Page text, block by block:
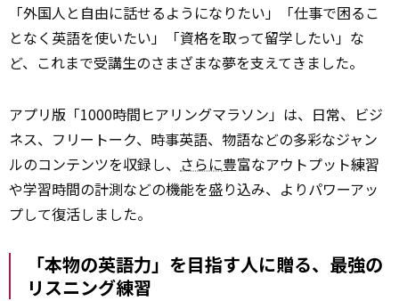
「外国人と自由に話せるようになりたい」「仕事で困るこ
となく英語を使いたい」「資格を取って留学したい」な
ど、これまで受講生のさまざまな夢を支えてきました。
アプリ版「1000時間ヒアリングマラソン」は、日常、ビジ
ネス、フリートーク、時事英語、物語などの多彩なジャン
ルのコンテンツを収録し、 さらに豊富なアウトプット練習
や学習時間の計測などの機能を盛り込み、よりパワーアッ
プして復活しました。
「本物の英語力」を目指す人に贈る、最強の
リスニング練習